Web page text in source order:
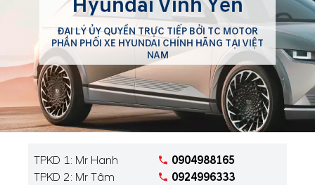
ĐẠI LÝ ỦY QUYỀN TRỰC TIẾP BỞI TC MOTOR
PHÂN PHỐI XE HYUNDAI CHÍNH HÃNG TẠI VIỆT
NAM
TPKD 1: Mr Hanh
TPKD 2: Mr Tâm
0904988165
0924996333